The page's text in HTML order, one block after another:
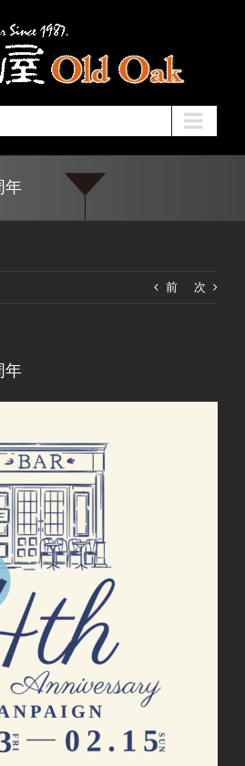
年
前 次
年